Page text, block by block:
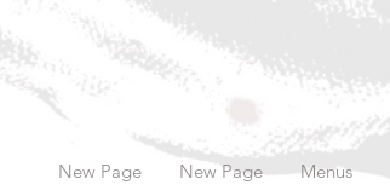
New Page New Page Menus